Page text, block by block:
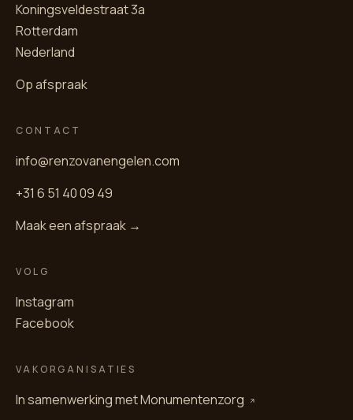
Koningsveldestraat 3a
Rotterdam
Nederland
Op afspraak
CONTACT
info@renzovanengelen.com
+31 6 51 40 09 49
Maak een afspraak →
VOLG
Instagram
Facebook
VAKORGANISATIES
In samenwerking metMonumentenzorg